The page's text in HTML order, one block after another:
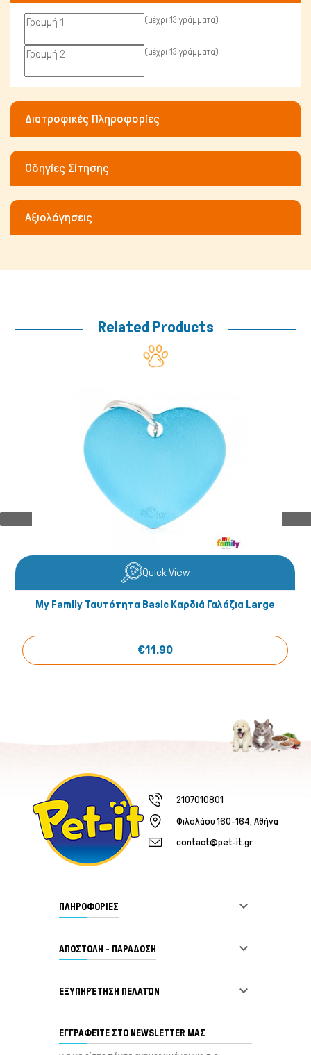
Πτηνά
Μικρά ζώα
(μέχρι 13 γράμματα)
(μέχρι 13 γράμματα)
Διατροφικές Πληροφορίες
Οδηγίες Σίτησης
Αξιολόγησεις
Related Products
Quick View
My Family Ταυτότητα Basic Καρδιά Γαλάζια Large
€11.90
2107010801
Φιλολάου 160-164, Αθήνα
contact@pet-it.gr
ΠΛΗΡΟΦΟΡΙΕΣ 
ΑΠΟΣΤΟΛΗ - ΠΑΡΑΔΟΣΗ 
ΕΞΥΠΗΡΈΤΗΣΗ ΠΕΛΑΤΏΝ 
ΕΓΓΡΑΦΕΊΤΕ ΣΤΟ NEWSLETTER ΜΑΣ